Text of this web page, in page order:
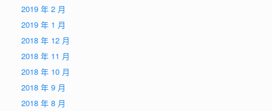
2019 年 2 月
2019 年 1 月
2018 年 12 月
2018 年 11 月
2018 年 10 月
2018 年 9 月
2018 年 8 月